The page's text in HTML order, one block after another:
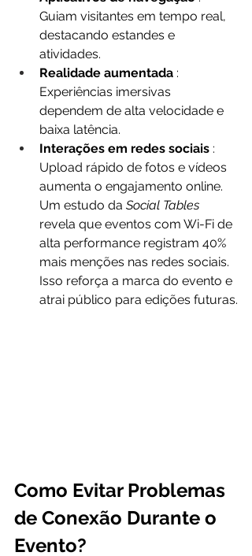
Guiam visitantes em tempo real,
destacando estandes e
atividades.
Realidade aumentada :
Experiências imersivas
dependem de alta velocidade e
baixa latência.
Interações em redes sociais :
Upload rápido de fotos e vídeos
aumenta o engajamento online.
Um estudo da Social Tables
revela que eventos com Wi-Fi de
alta performance registram 40%
mais menções nas redes sociais.
Isso reforça a marca do evento e
atrai público para edições futuras.
Como Evitar Problemas
de Conexão Durante o
Evento?